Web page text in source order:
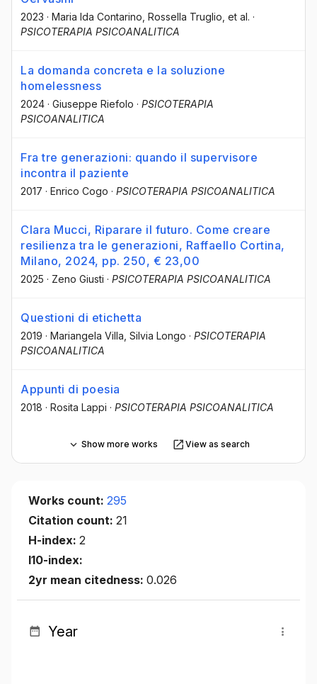
2023 · Maria Ida Contarino , Rossella Truglio , et al. ·
PSICOTERAPIA PSICOANALITICA
La domanda concreta e la soluzione
homelessness
2024 · Giuseppe Riefolo · PSICOTERAPIA
PSICOANALITICA
Fra tre generazioni: quando il supervisore
incontra il paziente
2017 · Enrico Cogo · PSICOTERAPIA PSICOANALITICA
Clara Mucci, Riparare il futuro. Come creare
resilienza tra le generazioni, Raffaello Cortina,
Milano, 2024, pp. 250, € 23,00
2025 · Zeno Giusti · PSICOTERAPIA PSICOANALITICA
Questioni di etichetta
2019 · Mariangela Villa , Silvia Longo · PSICOTERAPIA
PSICOANALITICA
Appunti di poesia
2018 · Rosita Lappi · PSICOTERAPIA PSICOANALITICA
Show more works View as search
Works count: 295
Citation count: 21
H-index: 2
I10-index:
2yr mean citedness: 0.026
Year